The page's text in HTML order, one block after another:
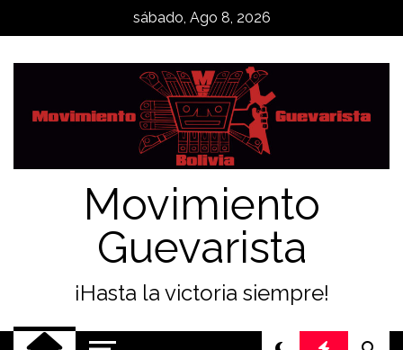
sábado, Ago 8, 2026
Movimiento
Guevarista
¡Hasta la victoria siempre!